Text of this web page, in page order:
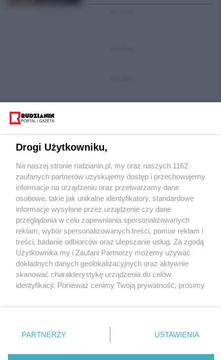
Wydawca mediów lokalnych
Nie zapomnij
zapoznać się z:
polityką prywatności regulamin korzystania z portali
Twojemiasto
Piekary Śląskie
Chorzów
Tarnowskie Góry
Gliwice
Skontakuj sięz nami
Kontakt
Wydawca
Redakcja
Drogi Użytkowniku,
Na naszej stronie rudzianin.pl, my oraz naszych 1162
zaufanych partnerów uzyskujemy dostęp i przechowujemy
informacje na urządzeniu oraz przetwarzamy dane
osobowe, takie jak unikalne identyfikatory, standardowe
informacje wysyłane przez urządzenie czy dane
przeglądania w celu zapewniania spersonalizowanych
reklam, wybór spersonalizowanych treści, pomiar reklam i
treści, badanie odbiorców oraz ulepszanie usług. Za zgodą
Użytkownika my i Zaufani Partnerzy możemy używać
dokładnych danych geolokalizacyjnych oraz aktywnie
skanować charakterystykę urządzenia do celów
identyfikacji. Ponieważ cenimy Twoją prywatność, prosimy
prywatności znajdujący się w lewym dolnym rogu strony
. Niektóre rodzaje przetwarzania danych nie wymagają
zgody użytkownika, ale masz prawo sprzeciwić się
PARTNERZY USTAWIENIA